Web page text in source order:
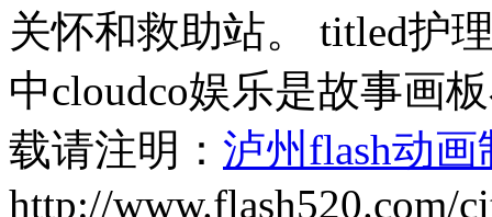
关怀和救助站。 titled护
中cloudco娱乐是故事画
载请注明： 泸州flash动
http://www.flash520.com/